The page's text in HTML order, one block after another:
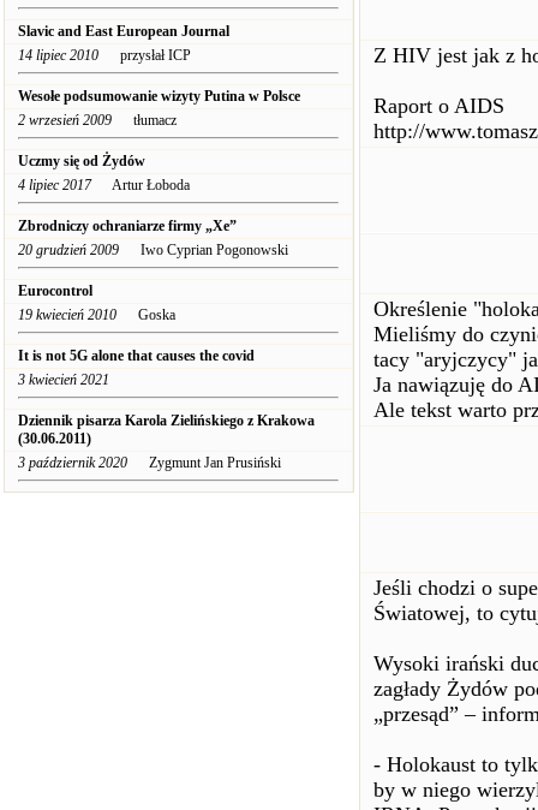
Slavic and East European Journal
14 lipiec 2010 przysłał ICP
Wesołe podsumowanie wizyty Putina w Polsce
2 wrzesień 2009 tłumacz
Uczmy się od Żydów
4 lipiec 2017Artur Łoboda
Zbrodniczy ochraniarze firmy „Xe”
20 grudzień 2009 Iwo Cyprian Pogonowski
Eurocontrol
19 kwiecień 2010 Goska
It is not 5G alone that causes the covid
3 kwiecień 2021
Dziennik pisarza Karola Zielińskiego z Krakowa
(30.06.2011)
3 październik 2020 Zygmunt Jan Prusiński
Z HIV jest jak z
Raport o AIDS
http://
Określenie
Mieliśmy do
tacy "aryjczycy"
Ja nawiązuję do
Ale tekst warto
Jeśli chodzi o
Światowej, to
Wysoki irański
zagłady Żydów
„przesąd” –
- Holokaust to
by w niego